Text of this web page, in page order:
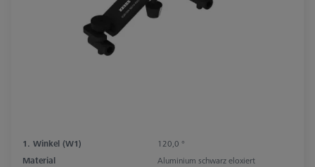
1. Winkel (W1)
120,0 °
Material
Aluminium schwarz eloxiert